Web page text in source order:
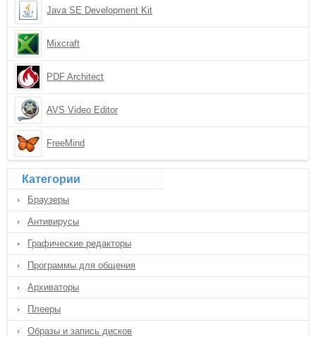
Java SE Development Kit
Mixcraft
PDF Architect
AVS Video Editor
FreeMind
Категории
Браузеры
Антивирусы
Графические редакторы
Программы для общения
Архиваторы
Плееры
Образы и запись дисков